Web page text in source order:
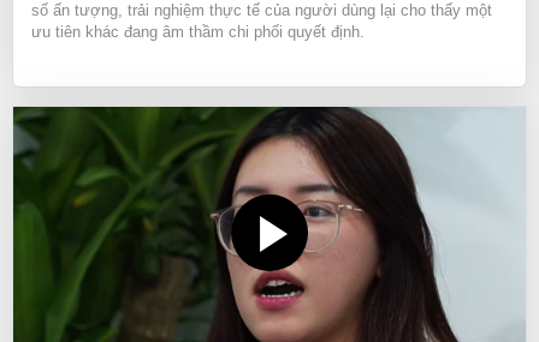
số ấn tượng, trải nghiệm thực tế của người dùng lại cho thấy một
ưu tiên khác đang âm thầm chi phối quyết định.